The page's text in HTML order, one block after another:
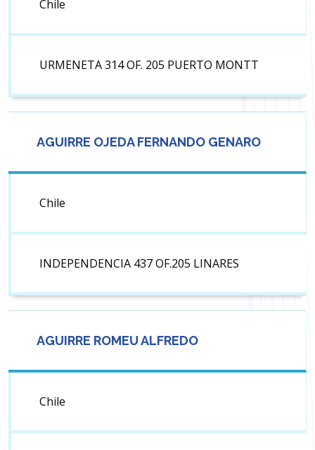
Chile
URMENETA 314 OF. 205 PUERTO MONTT
AGUIRRE OJEDA FERNANDO GENARO
Chile
INDEPENDENCIA 437 OF.205 LINARES
AGUIRRE ROMEU ALFREDO
Chile